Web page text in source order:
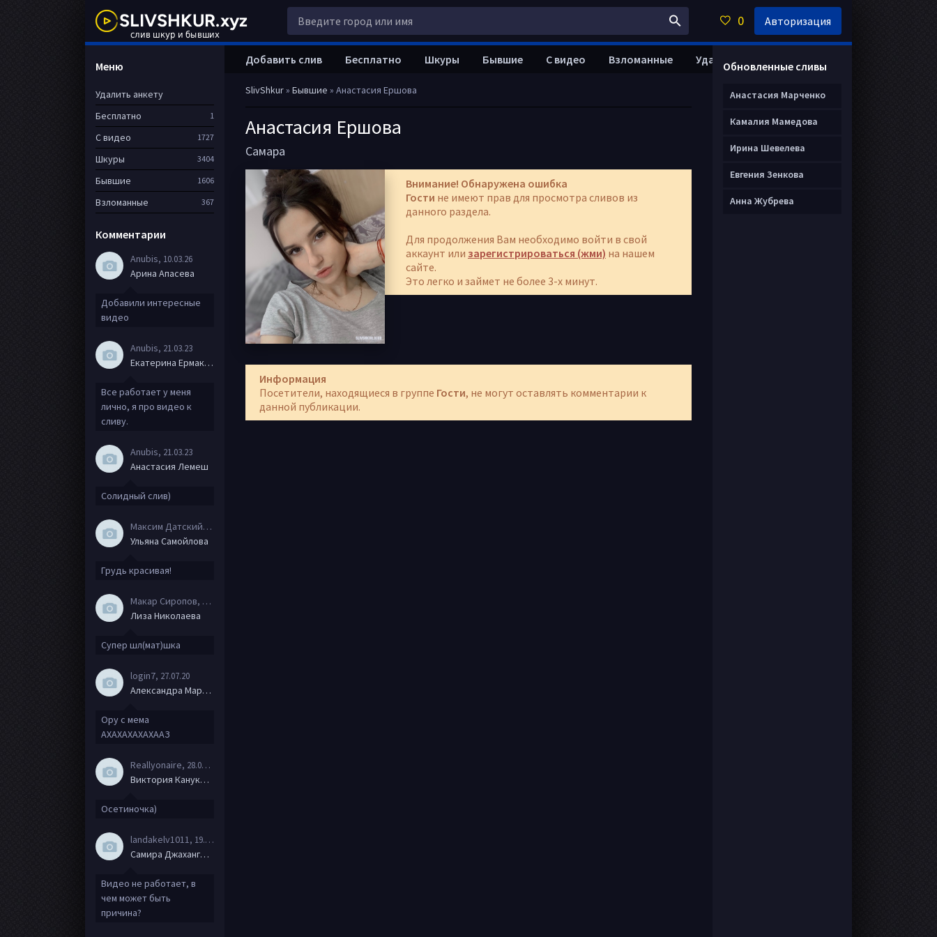
SlivShkur» Бывшие » Анастасия Ершова
Анастасия Ершова
Самара
Внимание! Обнаружена ошибка
Гости не имеют прав для просмотра сливов из
данного раздела.
Для продолжения Вам необходимо войти в свой
аккаунт или зарегистрироваться (жми) на нашем
сайте.
Это легко и займет не более 3-х минут.
Информация
Посетители, находящиеся в группе Гости, не могут оставлять комментарии к
данной публикации.
Добавить слив Бесплатно Шкуры Бывшие С видео Взломанные Удалить анкету
Меню
Удалить анкету
Бесплатно
1
С видео 1727
Шкуры 3404
Бывшие 1606
Взломанные 367
Комментарии
Anubis, 10.03.26
Арина Апасева
Добавили интересные
видео
Anubis, 21.03.23
Екатерина Ермакова
Все работает у меня
лично, я про видео к
сливу.
Anubis, 21.03.23
Анастасия Лемеш
Солидный слив)
Максим Датский
, 15.08.20
Ульяна Самойлова
Грудь красивая!
Макар Сиропов, 08.08.20
Лиза Николаева
Супер шл(мат)шка
login7, 27.07.20
Александра Маркова
Ору с мема
АХАХАХАХАХААЗ
Reallyonaire, 28.06.20
Виктория Канукова
Осетиночка)
landakelv1011 , 19.06.20
Самира Джахангирова
Видео не работает, в
чем может быть
причина?
Обновленные сливы
Анастасия Марченко
Камалия Мамедова
Ирина Шевелева
Евгения Зенкова
Анна Жубрева
0 Авторизация